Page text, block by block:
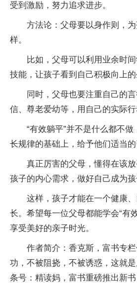
受到激励，努力追求进步。
方法论：父母要以身作则，
样。
比如，父母可以利用业余时
技能，让孩子看到自己积极向上的
同时，父母也要注重自己的
信、尊老爱幼等，用自己的实际行
“有效躺平”并不是什么都不
长规律的基础上，给予他们适当的
真正厉害的父母，懂得在该
孩子的内心需求，做好自己成为孩
这样，孩子才能在一个健康
长。希望每一位父母都能学会“有
享受美好的亲子时光。
作者简介：香克斯，富书专
功，不被阻挠，不被诱惑，这就
条号：精读妈，富书重磅推出新